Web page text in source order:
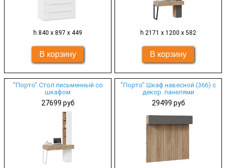
h 840 х 897 х 449 h 2171 х 1200 х 582
"Порто" Стол письменный со
шкафом
27699 руб
"Порто" Шкаф навесной (366) с
декор. панелями
29499 руб